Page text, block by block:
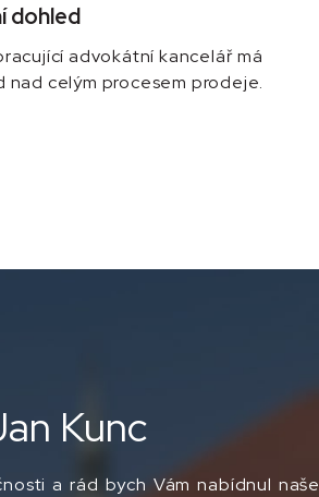
dohled
advokátní kancelář má
nad celým procesem prodeje.
Kunc
a rád bych Vám nabídnul naše